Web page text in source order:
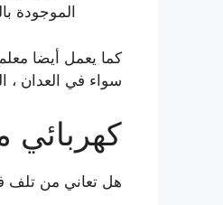
الموجودة
كما يعمل أيضا
سواء في العدان ،
هل تعاني من تلف